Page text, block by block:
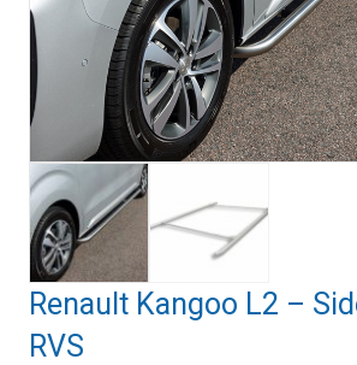
Renault Kangoo L2 –
RVS